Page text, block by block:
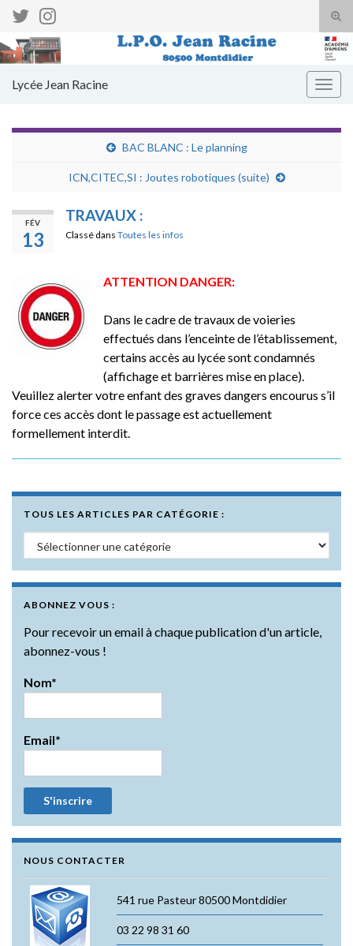
Search for:
Lycée Jean Racine
BAC BLANC : Le planning
ICN,CITEC,SI : Joutes robotiques (suite)
FÉV
13
TRAVAUX :
Classé dans Toutes les infos
ATTENTION DANGER:
Dans le cadre de travaux de voieries
effectués dans l’enceinte de l’établissement,
certains accès au lycée sont condamnés
(affichage et barrières mise en place).
Veuillez alerter votre enfant des graves dangers encourus s’il
force ces accès dont le passage est actuellement
formellement interdit.
TOUS LES ARTICLES PAR CATÉGORIE :
Tous les articles par catégorie :
ABONNEZ VOUS :
Pour recevoir un email à chaque publication d'un article,
abonnez-vous !
Nom*
Email*
NOUS CONTACTER
541 rue Pasteur 80500 Montdidier
03 22 98 31 60